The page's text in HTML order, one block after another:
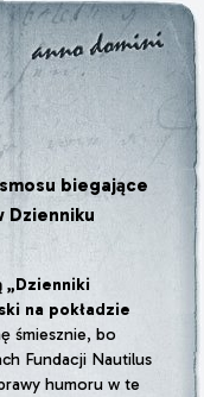
biegające
Dzienniku
„Dzienniki
na pokładzie
śmiesznie, bo
Fundacji Nautilus
humoru w te